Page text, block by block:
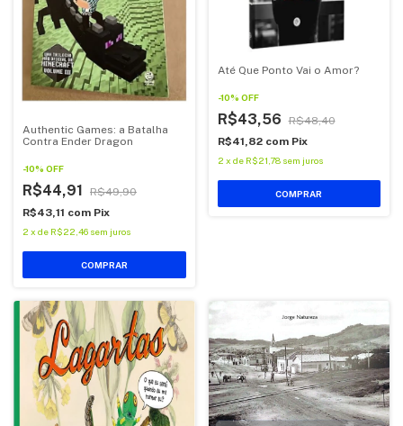
Authentic Games: a Batalha
Contra Ender Dragon
-10% OFF
R$44,91
R$49,90
R$43,11 com Pix
2 x de R$22,46 sem juros
COMPRAR
Até Que Ponto Vai o Amor?
-10% OFF
R$43,56
R$48,40
R$41,82 com Pix
2 x de R$21,78 sem juros
COMPRAR